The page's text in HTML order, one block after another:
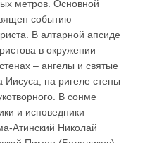
метров. Основной
событию
В алтарной апсиде
в окружении
– ангелы и святые
Иисуса, на ригеле стены
В сонме
и исповедники
Атинский Николай